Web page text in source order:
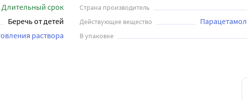
Длительный срок Страна производитель
Беречь от детей Действующее вещество Парацетамол
раствора В упаковке